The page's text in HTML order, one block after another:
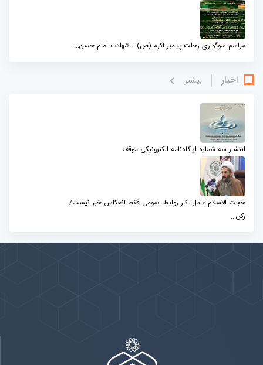
مراسم سوگواری رحلت پیامبر اکرم (ص) ، شهادت امام حسن...
اخبار بيشتر
انتشار سه شماره از گاه‌نامه الکترونیکی موقف
حجت الاسلام عادل: کار روابط عمومی فقط انعکاس خبر نیست/
رکن...